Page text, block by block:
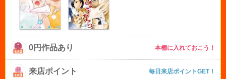
0円作品あり 本棚に入れておこう！
来店ポイント 毎日来店ポイントGET！